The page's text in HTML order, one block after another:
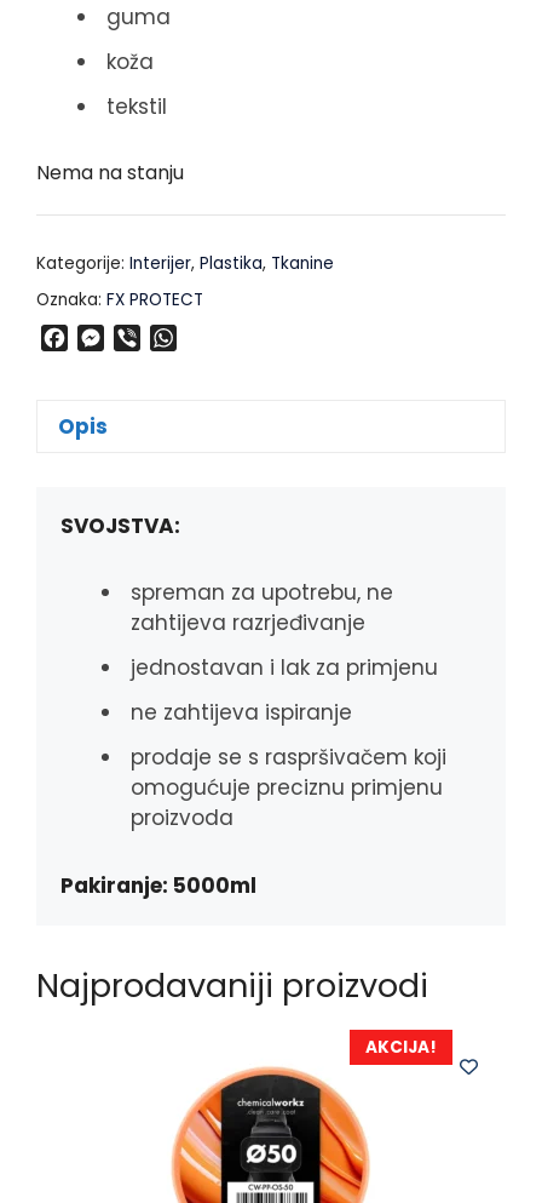
guma
koža
tekstil
Nema na stanju
Kategorije: Interijer, Plastika, Tkanine
Oznaka: FX PROTECT
e
b
k
M
s
e
p
Opis
SVOJSTVA:
spreman za upotrebu, ne
zahtijeva razrjeđivanje
jednostavan i lak za primjenu
ne zahtijeva ispiranje
prodaje se s raspršivačem koji
omogućuje preciznu primjenu
proizvoda
Pakiranje: 5000ml
Najprodavaniji proizvodi
AKCIJA!